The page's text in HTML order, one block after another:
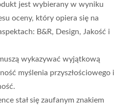
jest wybierany w wyniku
oceny, który opiera się na
B&R, Design, Jakość i
wykazywać wyjątkową
myślenia przyszłościowego i
stał się zaufanym znakiem